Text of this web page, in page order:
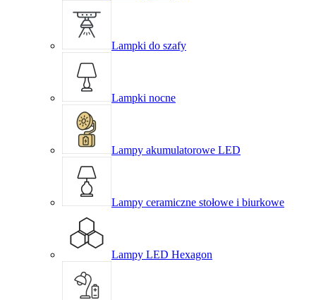
Lampki do szafy
Lampki nocne
Lampy akumulatorowe LED
Lampy ceramiczne stołowe i biurkowe
Lampy LED Hexagon